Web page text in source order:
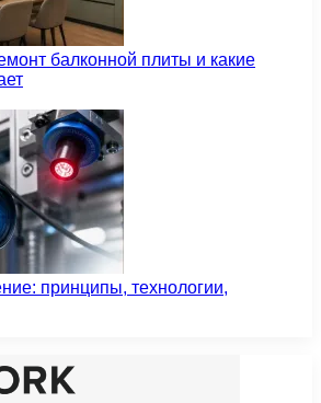
балконной плиты и какие
принципы, технологии,